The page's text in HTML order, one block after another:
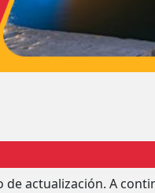
actualización. A